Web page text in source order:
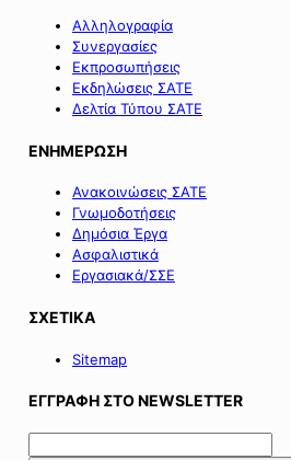
Αλληλογραφία
Συνεργασίες
Εκπροσωπήσεις
Εκδηλώσεις ΣΑΤΕ
Δελτία Τύπου ΣΑΤΕ
ΕΝΗΜΕΡΩΣΗ
Ανακοινώσεις ΣΑΤΕ
Γνωμοδοτήσεις
Δημόσια Έργα
Ασφαλιστικά
Εργασιακά/ΣΣΕ
ΣΧΕΤΙΚΑ
Sitemap
ΕΓΓΡΑΦΗ ΣΤΟ NEWSLETTER